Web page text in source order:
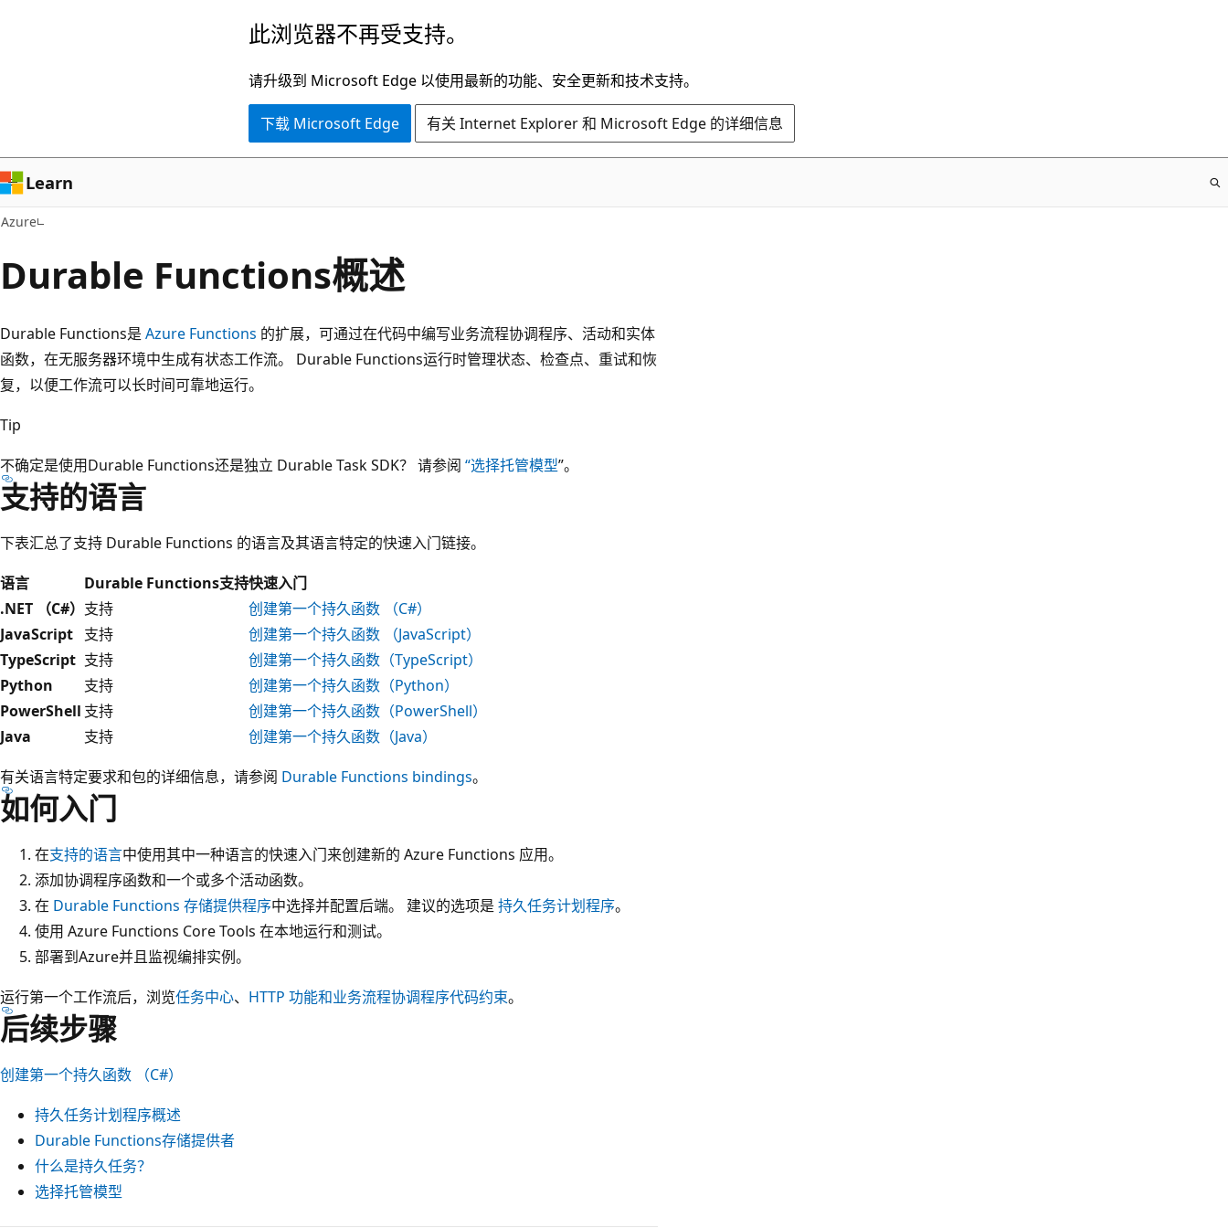
容
此浏览器不再受支持。
请升级到 Microsoft Edge 以使用最新的功能、安全更新和技术支持。
下载 Microsoft Edge 有关 Internet Explorer 和 Microsoft Edge 的详细信息
Learn
Azure
Durable Functions概述
Durable Functions是 Azure Functions 的扩展，可通过在代码中编写业务流程协调程序、活动和实体
函数，在无服务器环境中生成有状态工作流。 Durable Functions运行时管理状态、检查点、重试和恢
复，以便工作流可以长时间可靠地运行。
Tip
不确定是使用Durable Functions还是独立 Durable Task SDK？ 请参阅 “选择托管模型”。
支持的语言
下表汇总了支持 Durable Functions 的语言及其语言特定的快速入门链接。
语言
Durable Functions支持快速入门
.NET （C#） 支持
创建第一个持久函数 （C#）
JavaScript 支持
创建第一个持久函数 （JavaScript）
TypeScript 支持
创建第一个持久函数（TypeScript）
Python
支持
创建第一个持久函数（Python）
PowerShell 支持
创建第一个持久函数（PowerShell）
Java
支持
创建第一个持久函数（Java）
有关语言特定要求和包的详细信息，请参阅 Durable Functions bindings。
如何入门
在支持的语言中使用其中一种语言的快速入门来创建新的 Azure Functions 应用。
添加协调程序函数和一个或多个活动函数。
在 Durable Functions 存储提供程序中选择并配置后端。 建议的选项是 持久任务计划程序。
使用 Azure Functions Core Tools 在本地运行和测试。
部署到Azure并且监视编排实例。
运行第一个工作流后，浏览任务中心、 HTTP 功能和业务流程协调程序代码约束。
后续步骤
创建第一个持久函数 （C#）
持久任务计划程序概述
Durable Functions存储提供者
什么是持久任务？
选择托管模型